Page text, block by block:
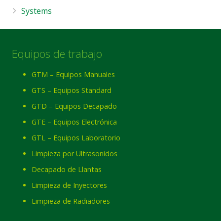
Systems
Equipos de trabajo
GTM – Equipos Manuales
GTS – Equipos Standard
GTD – Equipos Decapado
GTE – Equipos Electrónica
GTL – Equipos Laboratorio
Limpieza por Ultrasonidos
Decapado de Llantas
Limpieza de Inyectores
Limpieza de Radiadores